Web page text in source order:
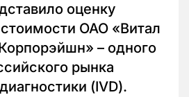
оценку
ОАО «Витал
– одного
рынка
(IVD).